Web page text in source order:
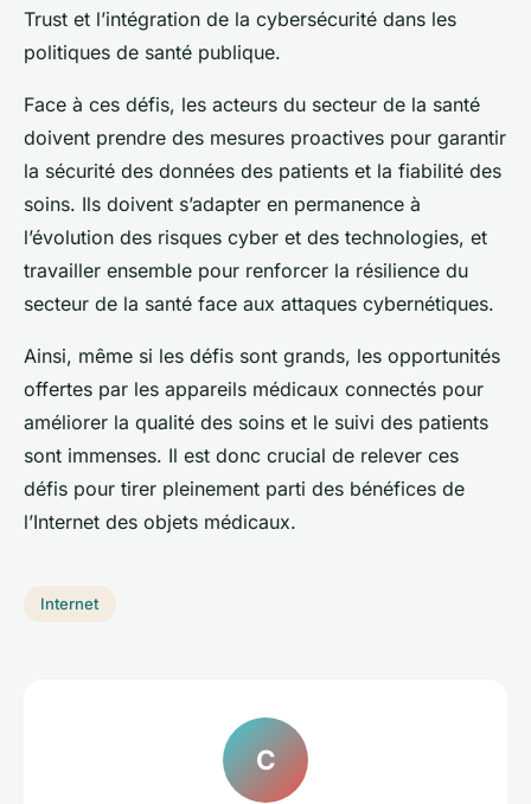
Trust et l’intégration de la cybersécurité dans les
politiques de santé publique.
Face à ces défis, les acteurs du secteur de la santé
doivent prendre des mesures proactives pour garantir
la sécurité des données des patients et la fiabilité des
soins. Ils doivent s’adapter en permanence à
l’évolution des risques cyber et des technologies, et
travailler ensemble pour renforcer la résilience du
secteur de la santé face aux attaques cybernétiques.
Ainsi, même si les défis sont grands, les opportunités
offertes par les appareils médicaux connectés pour
améliorer la qualité des soins et le suivi des patients
sont immenses. Il est donc crucial de relever ces
défis pour tirer pleinement parti des bénéfices de
l’Internet des objets médicaux.
Internet
C